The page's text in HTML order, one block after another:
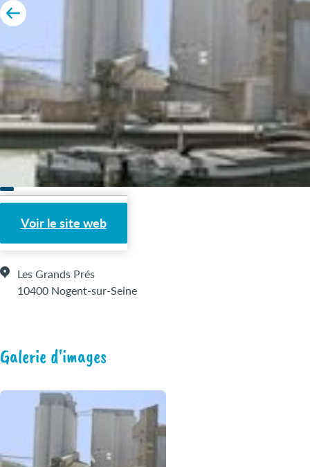
Voir le site web
Port fluvial
Les Grands Prés
10400 Nogent-sur-Seine
Galerie d'images